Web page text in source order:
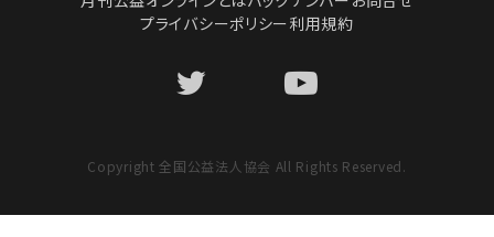
プライバシーポリシー利用規約
Copyright 全国公益法人協会 All Rights Reserved.